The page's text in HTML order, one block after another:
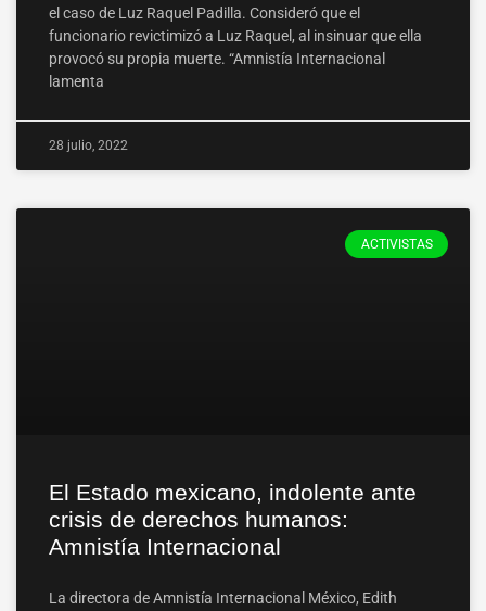
el caso de Luz Raquel Padilla. Consideró que el
funcionario revictimizó a Luz Raquel, al insinuar que ella
provocó su propia muerte. “Amnistía Internacional
lamenta
28 julio, 2022
ACTIVISTAS
El Estado mexicano, indolente ante
crisis de derechos humanos:
Amnistía Internacional
La directora de Amnistía Internacional México, Edith